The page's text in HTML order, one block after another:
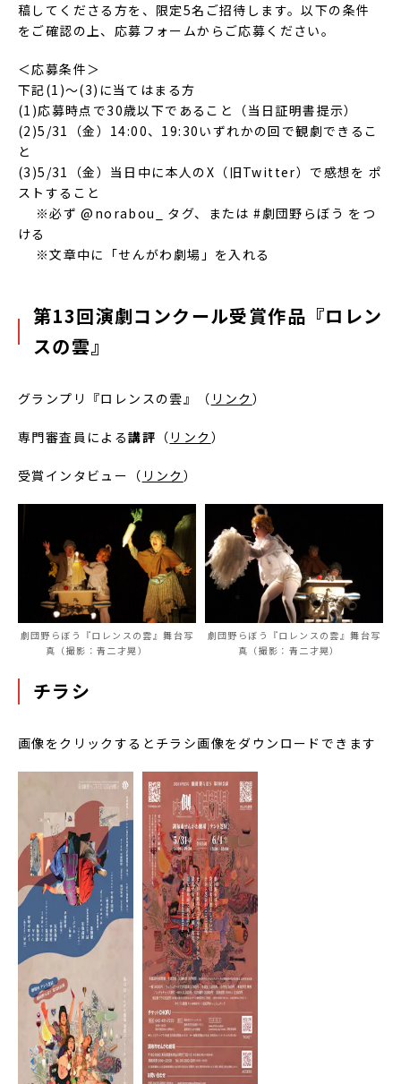
稿してくださる方を、限定5名ご招待します。以下の条件
をご確認の上、応募フォームからご応募ください。
＜応募条件＞
下記(1)～(3)に当てはまる方
(1)応募時点で30歳以下であること（当日証明書提示）
(2)5/31（金）14:00、19:30いずれかの回で観劇できるこ
と
(3)5/31（金）当日中に本人のX（旧Twitter）で感想を ポ
ストすること
※必ず @norabou_ タグ、または #劇団野らぼう をつ
ける
※文章中に「せんがわ劇場」を入れる
第13回演劇コンクール受賞作品『ロレン
スの雲』
グランプリ『ロレンスの雲』（ リンク ）
専門審査員による講評 （ リンク ）
受賞インタビュー（ リンク ）
劇団野らぼう『ロレンスの雲』舞台写
真（撮影：青二才晃）
劇団野らぼう『ロレンスの雲』舞台写
真（撮影：青二才晃）
チラシ
画像をクリックするとチラシ画像をダウンロードできます